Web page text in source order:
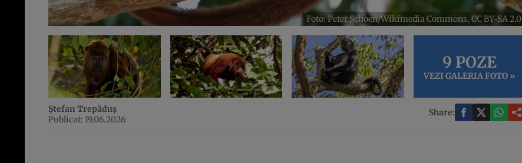
Foto: Peter Schoen/Wikimedia Commons, CC BY-SA 2.0
9 POZE
VEZI GALERIA FOTO »
Ștefan Trepăduș
Publicat: 19.06.2026
Share: